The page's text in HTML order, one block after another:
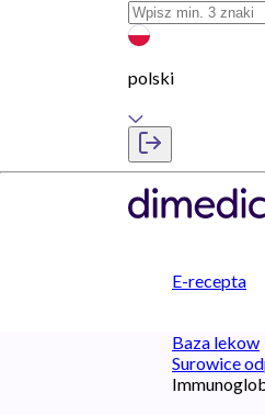
polski
E-recepta
Baza lekow
Surowice